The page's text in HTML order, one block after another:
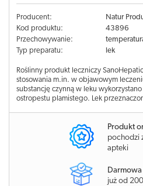
Producent:
Natur
Kod produktu:
43896
Przechowywanie:
Typ preparatu:
lek
Roślinny produkt leczniczy
stosowania m.in. w objawowym
substancję czynną w leku
ostropestu plamistego. Lek
Produkt
pochodzi
apteki
Darmowa
już od 200